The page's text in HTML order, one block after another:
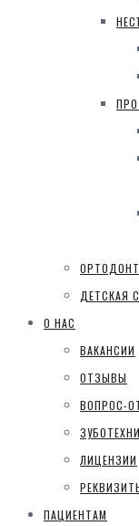
ДЕТСКАЯ
О НАС
ВАКАНСИИ
ОТЗЫВЫ
ВОПРОС-
ЛИЦЕНЗИИ
ПАЦИЕНТАМ